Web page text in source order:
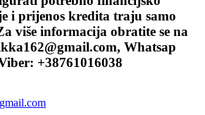
i prijenos kredita traju samo
više informacija obratite se na
Whatsap
+38761016038